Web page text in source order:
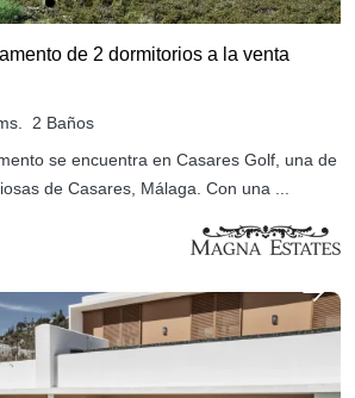
de 2 dormitorios a la venta
2 Baños
se encuentra en Casares Golf, una de
de Casares, Málaga. Con una ...